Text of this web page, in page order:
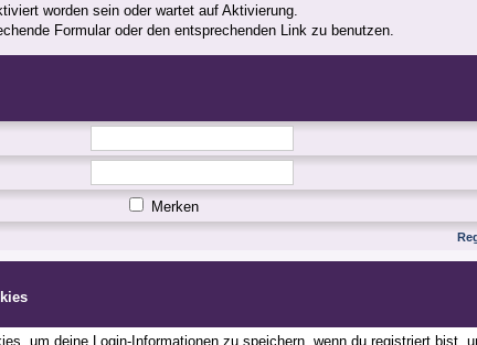
um deine Login-Informationen zu speichern, wenn du registriert bist,
worden sein oder wartet auf Aktivierung.
Formular oder den entsprechenden Link zu benutzen.
Merken